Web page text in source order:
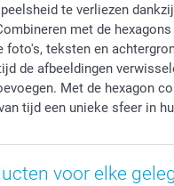
te verliezen
met de hexagons
foto's, teksten en
de afbeeldingen
Met de hexagon
tijd een unieke sfeer in
voor elke